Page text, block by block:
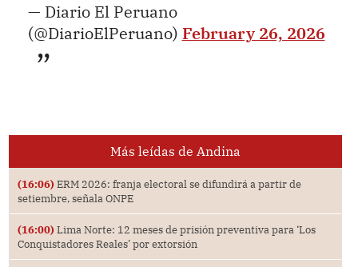
— Diario El Peruano
(@DiarioElPeruano) February 26, 2026
Más leídas de Andina
(16:06) ERM 2026: franja electoral se difundirá a partir de
setiembre, señala ONPE
(16:00) Lima Norte: 12 meses de prisión preventiva para ‘Los
Conquistadores Reales’ por extorsión